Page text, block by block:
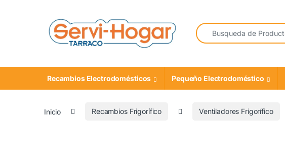
Buscar:
Recambios Electrodomésticos Pequeño Electrodoméstico
Inicio Recambios Frigorífico Ventiladores Frigorífico